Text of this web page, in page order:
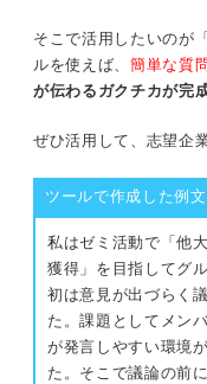
そこで活用したいのが「
ルを使えば、 簡単な質
が伝わるガクチカが完
ぜひ活用して、志望企
ツールで作成した例文
私はゼミ活動で「他
獲得」を目指してグ
初は意見が出づらく
た。課題としてメン
が発言しやすい環境
た。そこで議論の前